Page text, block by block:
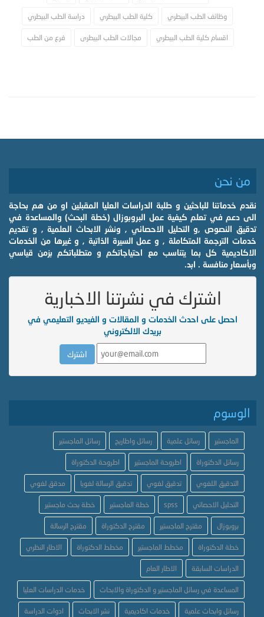
وظائف الطب البيطري كلية الطب البيطري دراسة الطب البيطري
اقسام كلية الطب البيطري مجالات الطب البيطرى فرع من الطب
من نحن
نقدم خدماتنا للباحثين و طلبة الدراسات العليا المقبلين او من هم بحاجة
الى دعم في تعلم كيفية عمل البروبوزال (خطة البحث) والمساعدة في
تدقيق النصوص ,و التحليل الاحصائي , ونشر الابحاث العلمية , و تقديم
خدمات الترجمة المتكاملة , و عمل السيرة الذاتية , و غيرها من الخدمات
الاكاديمية كل بما يتناسب مع احتياجاتكم و متطلباتكم بزمن قياسي
وبأسعار منافسة . ابد.
اشترك في نشرتنا الاخبارية
احصل على احدث الخدمات و المقالات و الفيديو التعليمي في
بريدك الالكتروني
الوسوم
الماجستير رسائل علمية رسائل واطاريح رسائل الماجستير
رسائل الدكتوراة اطروحة الماجستير اطروحة الدكتوراة
التدقيق اللغوي تدقيق لغوي تدقيق الرسالة لغويا مدقق لغوي
التحليل الاحصائي spss خطة الماجستير خطة بحث ماجستير
بروبوزال مقترح الماجستير مقترح الدكتوراة مقترح الرسالة
خطة الدكتوراة مخطط الماجستير مخطط الدكتوراة الاطار النظري
الدراسات السابقة الاطار العام
المساعدة في رسائل الماجستير و الدكتوراة والابحاث خدمات الدراسات العليا
رسائل وابحاث علمية خدمات اكاديمية نشر الابحاث ادوات الدراسة